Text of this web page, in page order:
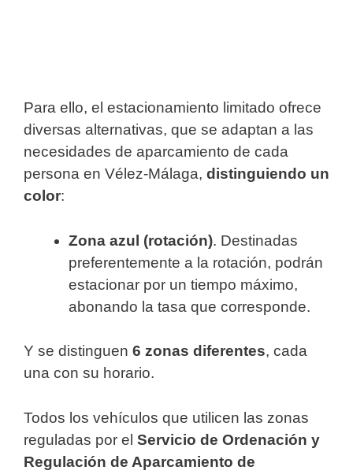
Para ello, el estacionamiento limitado ofrece
diversas alternativas, que se adaptan a las
necesidades de aparcamiento de cada
persona en Vélez-Málaga, distinguiendo un
color:
Zona azul (rotación). Destinadas
preferentemente a la rotación, podrán
estacionar por un tiempo máximo,
abonando la tasa que corresponde.
Y se distinguen 6 zonas diferentes, cada
una con su horario.
Todos los vehículos que utilicen las zonas
reguladas por el Servicio de Ordenación y
Regulación de Aparcamiento de